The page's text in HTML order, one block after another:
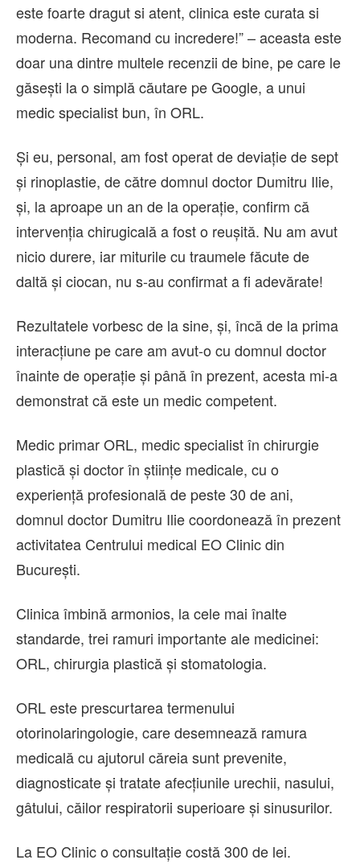
este foarte dragut si atent, clinica este curata si
moderna. Recomand cu incredere!” – aceasta este
doar una dintre multele recenzii de bine, pe care le
găsești la o simplă căutare pe Google, a unui
medic specialist bun, în ORL.
Și eu, personal, am fost operat de deviație de sept
și rinoplastie, de către domnul doctor Dumitru Ilie,
și, la aproape un an de la operație, confirm că
intervenția chirugicală a fost o reușită. Nu am avut
nicio durere, iar miturile cu traumele făcute de
daltă și ciocan, nu s-au confirmat a fi adevărate!
Rezultatele vorbesc de la sine, și, încă de la prima
interacțiune pe care am avut-o cu domnul doctor
înainte de operație și până în prezent, acesta mi-a
demonstrat că este un medic competent.
Medic primar ORL, medic specialist în chirurgie
plastică și doctor în științe medicale, cu o
experiență profesională de peste 30 de ani,
domnul doctor Dumitru Ilie coordonează în prezent
activitatea Centrului medical EO Clinic din
București.
Clinica îmbină armonios, la cele mai înalte
standarde, trei ramuri importante ale medicinei:
ORL, chirurgia plastică și stomatologia.
ORL este prescurtarea termenului
otorinolaringologie, care desemnează ramura
medicală cu ajutorul căreia sunt prevenite,
diagnosticate şi tratate afecţiunile urechii, nasului,
gâtului, căilor respiratorii superioare și sinusurilor.
La EO Clinic o consultație costă 300 de lei.